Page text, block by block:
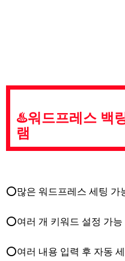
♨️워드프레스 백
램
⭕많은 워드프레스 세팅 가
⭕여러 개 키워드 설정 가능
⭕여러 내용 입력 후 자동